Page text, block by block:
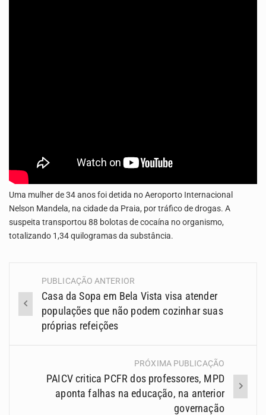
Uma mulher de 34 anos foi detida no Aeroporto Internacional
Nelson Mandela, na cidade da Praia, por tráfico de drogas. A
suspeita transportou 88 bolotas de cocaína no organismo,
totalizando 1,34 quilogramas da substância.
Navegação
(Posts)
PUBLICAÇÃO ANTERIOR
Casa da Sopa em Bela Vista visa atender
populações que não podem cozinhar suas
próprias refeições
PRÓXIMA PUBLICAÇÃO
PAICV critica PCFR dos professores, MPD
aponta falhas na educação, na anterior
governação